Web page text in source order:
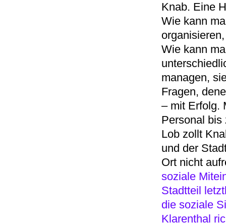
Knab. Eine
Wie kann
Wie kann
managen,
Fragen,
– mit Erfolg.
Personal bis
Lob zollt
und der
Ort nicht
soziale
Stadtteil
die soziale
Klarenthal